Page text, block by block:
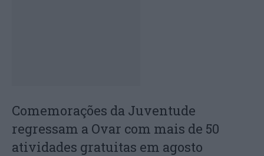
Comemorações da Juventude
regressam a Ovar com mais de 50
atividades gratuitas em agosto